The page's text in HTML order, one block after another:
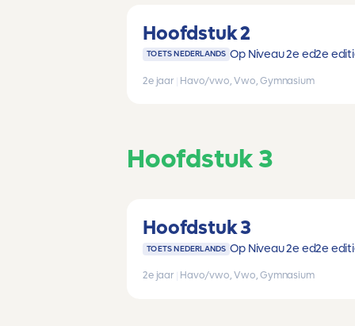
Hoofdstuk 2
TOETS NEDERLANDS Op Niveau 2e ed2e
2e jaar Havo/vwo, Vwo, Gymnasium
Hoofdstuk 3
Hoofdstuk 3
TOETS NEDERLANDS Op Niveau 2e ed2e
2e jaar Havo/vwo, Vwo, Gymnasium